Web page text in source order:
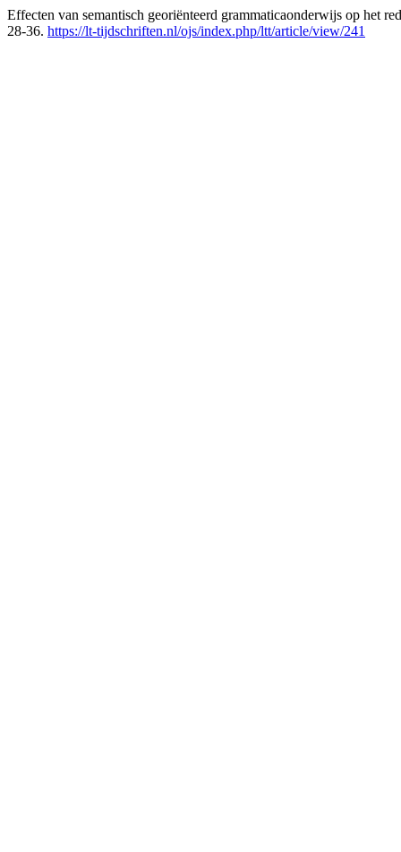
Effecten van semantisch georiënteerd grammaticaonderwijs op het
28-36. https://lt-tijdschriften.nl/ojs/index.php/ltt/article/view/241